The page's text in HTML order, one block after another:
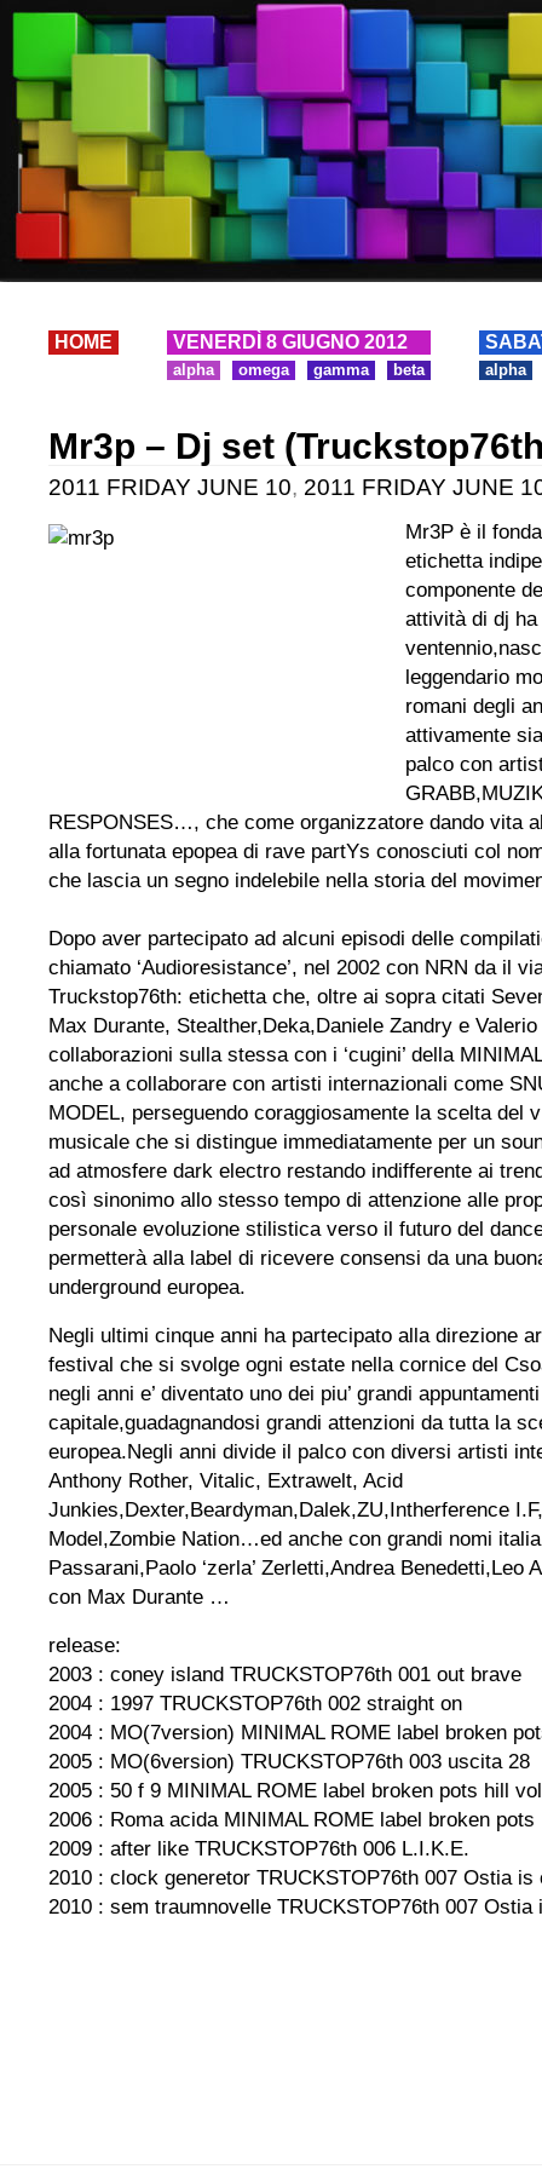
HOME VENERDÌ 8 GIUGNO 2012
alpha omega gamma beta alpha
Mr3p – Dj set
2011 FRIDAY JUNE 10, 2011 FRIDAY JUNE
Mr3P è il
etichetta
componente
attività di dj
leggendario
romani degli
attivamente
palco con
RESPONSES…, che come organizzatore dando vita
alla fortunata epopea di rave partYs conosciuti col
che lascia un segno indelebile nella storia del
Dopo aver partecipato ad alcuni episodi delle
chiamato ‘Audioresistance’, nel 2002 con NRN da il
Truckstop76th: etichetta che, oltre ai sopra citati
Max Durante, Stealther,Deka,Daniele Zandry e
collaborazioni sulla stessa con i ‘cugini’ della
anche a collaborare con artisti internazionali come
MODEL, perseguendo coraggiosamente la scelta del
musicale che si distingue immediatamente per un
ad atmosfere dark electro restando indifferente ai
così sinonimo allo stesso tempo di attenzione alle
personale evoluzione stilistica verso il futuro del
permetterà alla label di ricevere consensi da una
underground europea.
Negli ultimi cinque anni ha partecipato alla direzione
festival che si svolge ogni estate nella cornice del
negli anni e’ diventato uno dei piu’ grandi
capitale,guadagnandosi grandi attenzioni da tutta la
europea.Negli anni divide il palco con diversi artisti
Anthony Rother, Vitalic, Extrawelt, Acid
Junkies,Dexter,Beardyman,Dalek,ZU,Intherference
Model,Zombie Nation…ed anche con grandi nomi
Passarani,Paolo ‘zerla’ Zerletti,Andrea Benedetti,Leo
con Max Durante …
release:
2003 : coney island TRUCKSTOP76th 001 out brave
2004 : 1997 TRUCKSTOP76th 002 straight on
2004 : MO(7version) MINIMAL ROME label broken
2005 : MO(6version) TRUCKSTOP76th 003 uscita 28
2005 : 50 f 9 MINIMAL ROME label broken pots hill
2006 : Roma acida MINIMAL ROME label broken
2009 : after like TRUCKSTOP76th 006 L.I.K.E.
2010 : clock generetor TRUCKSTOP76th 007 Ostia is
2010 : sem traumnovelle TRUCKSTOP76th 007 Ostia